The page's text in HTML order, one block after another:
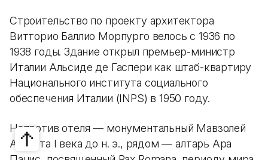
Строительство по проекту архитектора
Витторио Баллио Морпурго велось с 1936 по
1938 годы. Здание открыл премьер-министр
Италии Альсиде де Гаспери как штаб-квартиру
Национального института социального
обеспечения Италии (INPS) в 1950 году.
Напротив отеля — монументальный Мавзолей
Августа I века до н. э., рядом — алтарь Ара